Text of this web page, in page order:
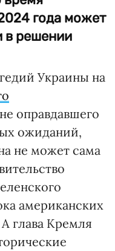
года может
в решении
Украины на
оправдавшего
ожиданий,
не может сама
американских
глава Кремля